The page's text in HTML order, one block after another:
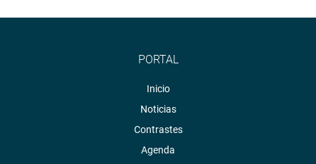
PORTAL
Inicio
Noticias
Contrastes
Agenda